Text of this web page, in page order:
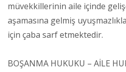
müvekkillerinin aile içinde
aşamasına gelmiş
için çaba sarf etmektedir.
BOŞANMA HUKUKU – AİLE